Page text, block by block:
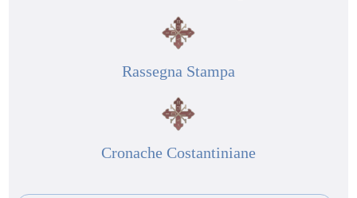
Rassegna Stampa
Cronache Costantiniane